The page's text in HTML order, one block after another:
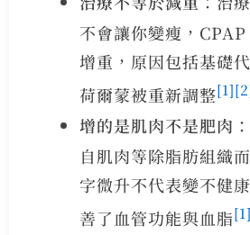
不會讓你變瘦，
增重，原因包括基礎
荷爾蒙被重新調整[1]
增的是肌肉不是肥肉
自肌肉等除脂肪組織
字微升不代表變不健
善了血管功能與血脂[1]